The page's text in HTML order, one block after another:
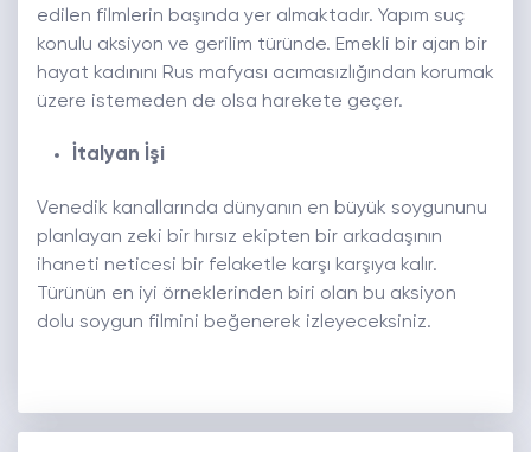
edilen filmlerin başında yer almaktadır. Yapım suç
konulu aksiyon ve gerilim türünde. Emekli bir ajan bir
hayat kadınını Rus mafyası acımasızlığından korumak
üzere istemeden de olsa harekete geçer.
İtalyan İşi
Venedik kanallarında dünyanın en büyük soygununu
planlayan zeki bir hırsız ekipten bir arkadaşının
ihaneti neticesi bir felaketle karşı karşıya kalır.
Türünün en iyi örneklerinden biri olan bu aksiyon
dolu soygun filmini beğenerek izleyeceksiniz.